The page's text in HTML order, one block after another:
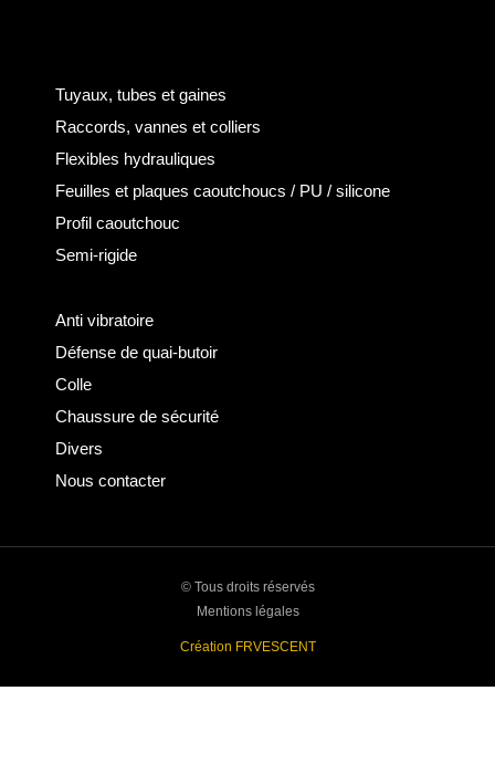
Tuyaux, tubes et gaines
Raccords, vannes et colliers
Flexibles hydrauliques
Feuilles et plaques caoutchoucs / PU / silicone
Profil caoutchouc
Semi-rigide
Anti vibratoire
Défense de quai-butoir
Colle
Chaussure de sécurité
Divers
Nous contacter
© Tous droits réservés
Mentions légales
Création FRVESCENT